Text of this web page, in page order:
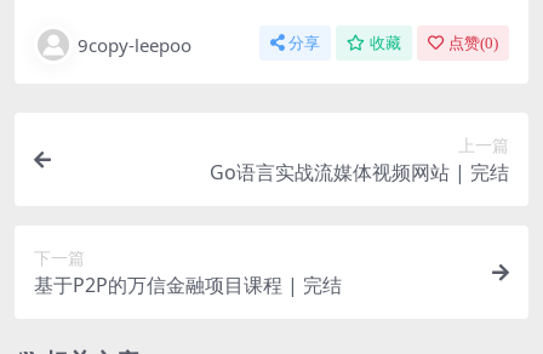
9copy-leepoo 分享 收藏 点赞(0)
上一篇
Go语言实战流媒体视频网站 | 完结
下一篇
基于P2P的万信金融项目课程 | 完结